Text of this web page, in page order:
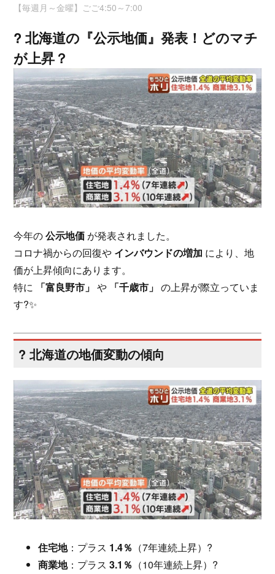
【毎週月～金曜】ごご4:50～7:00
?北海道の『公示地価』発表！どのマチ
が上昇？
今年の公示地価 が発表されました。
コロナ禍からの回復や インバウンドの増加 により、地
価が上昇傾向にあります。
特に
「富良野市」 や 「千歳市」 の上昇が際立っていま
す?✨
? 北海道の地価変動の傾向
住宅地：プラス 1.4％ （7年連続上昇）?
商業地：プラス3.1％ （10年連続上昇）?️